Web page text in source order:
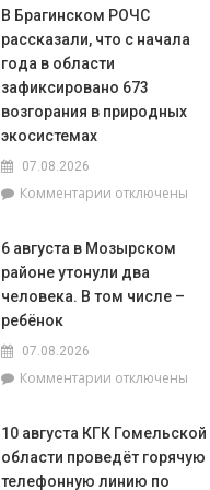
«Гомельэнерго»
сообщает
об
изменении
номеров
лицевых
электроэнергии
с
населением
В Брагинском РОЧС
рассказали, что с начала
года в области
зафиксировано 673
возгорания в природных
экосистемах
07.08.2026
Комментариик
Брагинском
РОЧС
рассказали,
года
зафиксировано
673
возгорания
отключены
6 августа в Мозырском
районе утонули два
человека. В том числе –
ребёнок
07.08.2026
Комментариик
августа
в
Мозырском
отключены
10 августа КГК Гомельской
области проведёт горячую
телефонную линию по